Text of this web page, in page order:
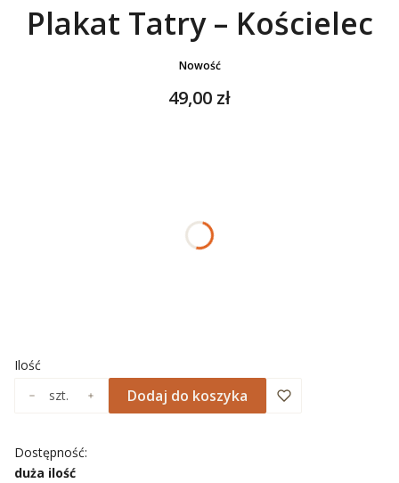
Plakat Tatry – Kościelec
Nowość
Cena
49,00 zł
Ilość
szt.
Dodaj do koszyka
Dostępność:
duża ilość